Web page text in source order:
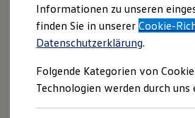
Die ENERGY Sondermodelle
Junge Gebrauchtwagen
Volkswagen
Elektromobilität bei
Saisonangebote
Reifenpakete
Leasing
Leasing-Angebote
Radschienen bleiben die Fahrräder
selbst stehen, sodass die
Fragen Sie den Fahrradhalter gern
Partner an.
Fahrradhalter anfragen
Informationen zu unseren
finden Sie in unsererCookie-
Datenschutzerklärung.
Folgende Kategorien von
Technologien werden durch uns